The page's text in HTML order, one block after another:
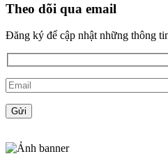
Theo dõi qua email
Đăng ký để cập nhật những thông